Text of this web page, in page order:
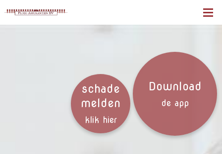
Download
de app
schade
melden
klik hier